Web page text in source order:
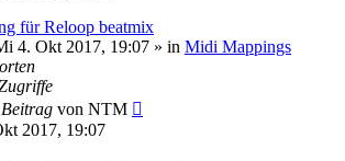
für Reloop beatmix
4. Okt 2017, 19:07 » in Midi Mappings
von NTM
2017, 19:07